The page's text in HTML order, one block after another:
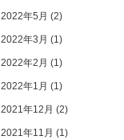
2022年5月 (2)
2022年3月 (1)
2022年2月 (1)
2022年1月 (1)
2021年12月 (2)
2021年11月 (1)